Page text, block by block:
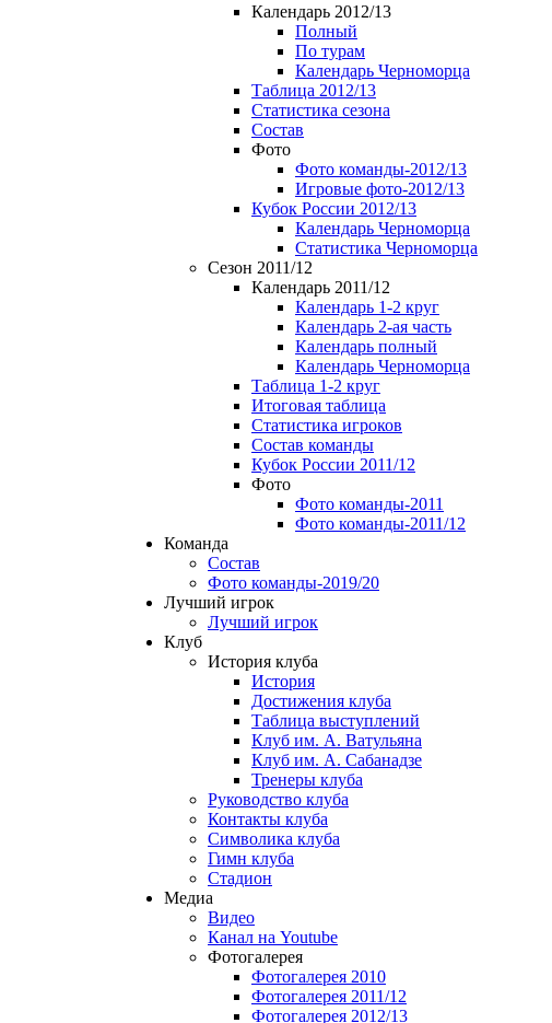
Календарь 2012/13
Полный
По турам
Календарь Черноморца
Таблица 2012/13
Статистика сезона
Состав
Фото
Фото команды-2012/13
Игровые фото-2012/13
Кубок России 2012/13
Календарь Черноморца
Статистика Черноморца
Сезон 2011/12
Календарь 2011/12
Календарь 1-2 круг
Календарь 2-ая часть
Календарь полный
Календарь Черноморца
Таблица 1-2 круг
Итоговая таблица
Статистика игроков
Состав команды
Кубок России 2011/12
Фото
Фото команды-2011
Фото команды-2011/12
Команда
Состав
Фото команды-2019/20
Лучший игрок
Лучший игрок
Клуб
История клуба
История
Достижения клуба
Таблица выступлений
Клуб им. А. Ватульяна
Клуб им. А. Сабанадзе
Тренеры клуба
Руководство клуба
Контакты клуба
Символика клуба
Гимн клуба
Стадион
Медиа
Видео
Канал на Youtube
Фотогалерея
Фотогалерея 2010
Фотогалерея 2011/12
Фотогалерея 2012/13